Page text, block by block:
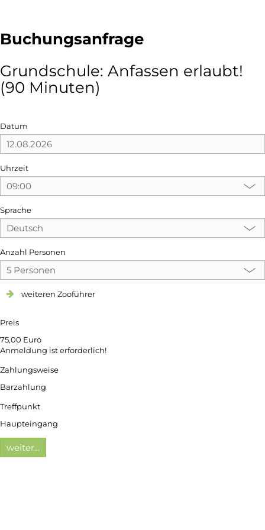
Buchungsanfrage
Grundschule: Anfassen erlaubt!
(90 Minuten)
Datum
Uhrzeit
Sprache
Anzahl Personen
weiteren Zooführer
Preis
75,00 Euro
Anmeldung ist erforderlich!
Zahlungsweise
Barzahlung
Treffpunkt
Haupteingang
weiter...